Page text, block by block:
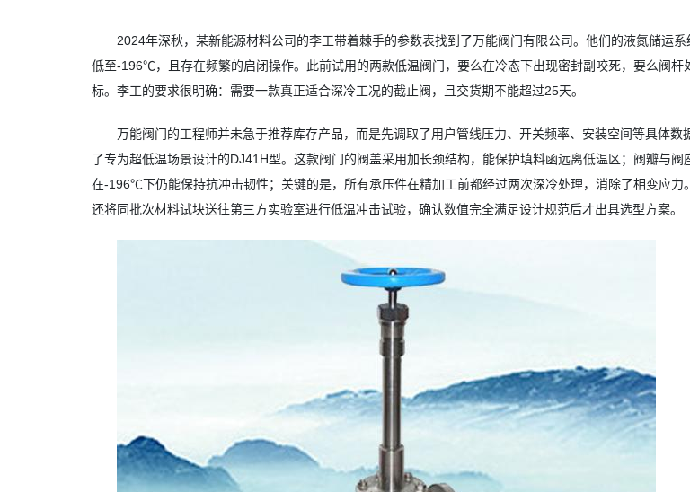
2024年深秋，某新能源材料公司的李工带着棘手的参数表找到了万能阀门有限公司。他们的液氮储运
低至-196℃，且存在频繁的启闭操作。此前试用的两款低温阀门，要么在冷态下出现密封副咬死，要么阀杆
标。李工的要求很明确：需要一款真正适合深冷工况的截止阀，且交货期不能超过25天。
万能阀门的工程师并未急于推荐库存产品，而是先调取了用户管线压力、开关频率、安装空间等具体数
了专为超低温场景设计的DJ41H型。这款阀门的阀盖采用加长颈结构，能保护填料函远离低温区；阀瓣与阀
在-196℃下仍能保持抗冲击韧性；关键的是，所有承压件在精加工前都经过两次深冷处理，消除了相变应力
还将同批次材料试块送往第三方实验室进行低温冲击试验，确认数值完全满足设计规范后才出具选型方案。